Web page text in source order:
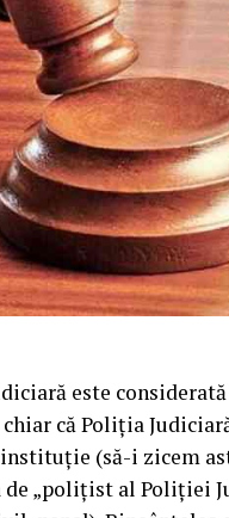
este
că Poliția
(să-i zicem
„polițist al Poliției